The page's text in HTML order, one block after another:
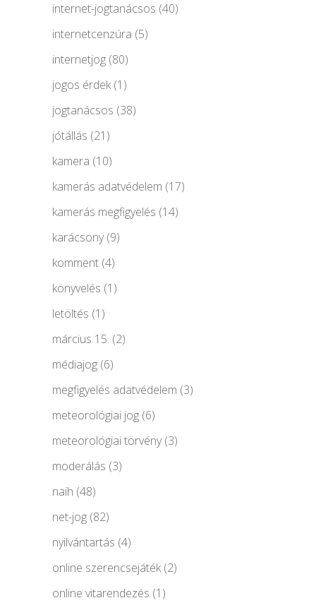
internet-jogtanácsos (40)
internetcenzúra (5)
internetjog (80)
jogos érdek(1)
jogtanácsos (38)
jótállás (21)
kamera (10)
kamerás adatvédelem (17)
kamerás megfigyelés (14)
karácsony(9)
komment (4)
könyvelés (1)
letöltés (1)
március 15. (2)
médiajog (6)
megfigyelés adatvédelem (3)
meteorológiai jog (6)
meteorológiai törvény(3)
moderálás (3)
naih (48)
net-jog (82)
nyilvántartás (4)
online szerencsejáték(2)
online vitarendezés (1)